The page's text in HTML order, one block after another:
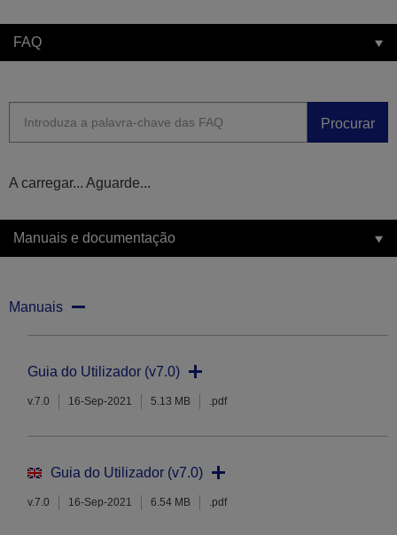
FAQ
Procurar
A carregar... Aguarde...
Manuais e documentação
Manuais
Guia do Utilizador (v7.0)
v.7.0 16-Sep-2021 5.13 MB .pdf
Guia do Utilizador (v7.0)
v.7.0 16-Sep-2021 6.54 MB .pdf